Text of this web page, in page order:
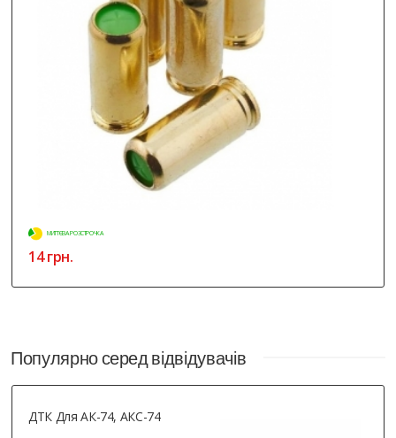
МИТТЄВА РОЗСТРОЧКА
14 грн.
Популярно серед відвідувачів
ДТК Для АК-74, АКС-74